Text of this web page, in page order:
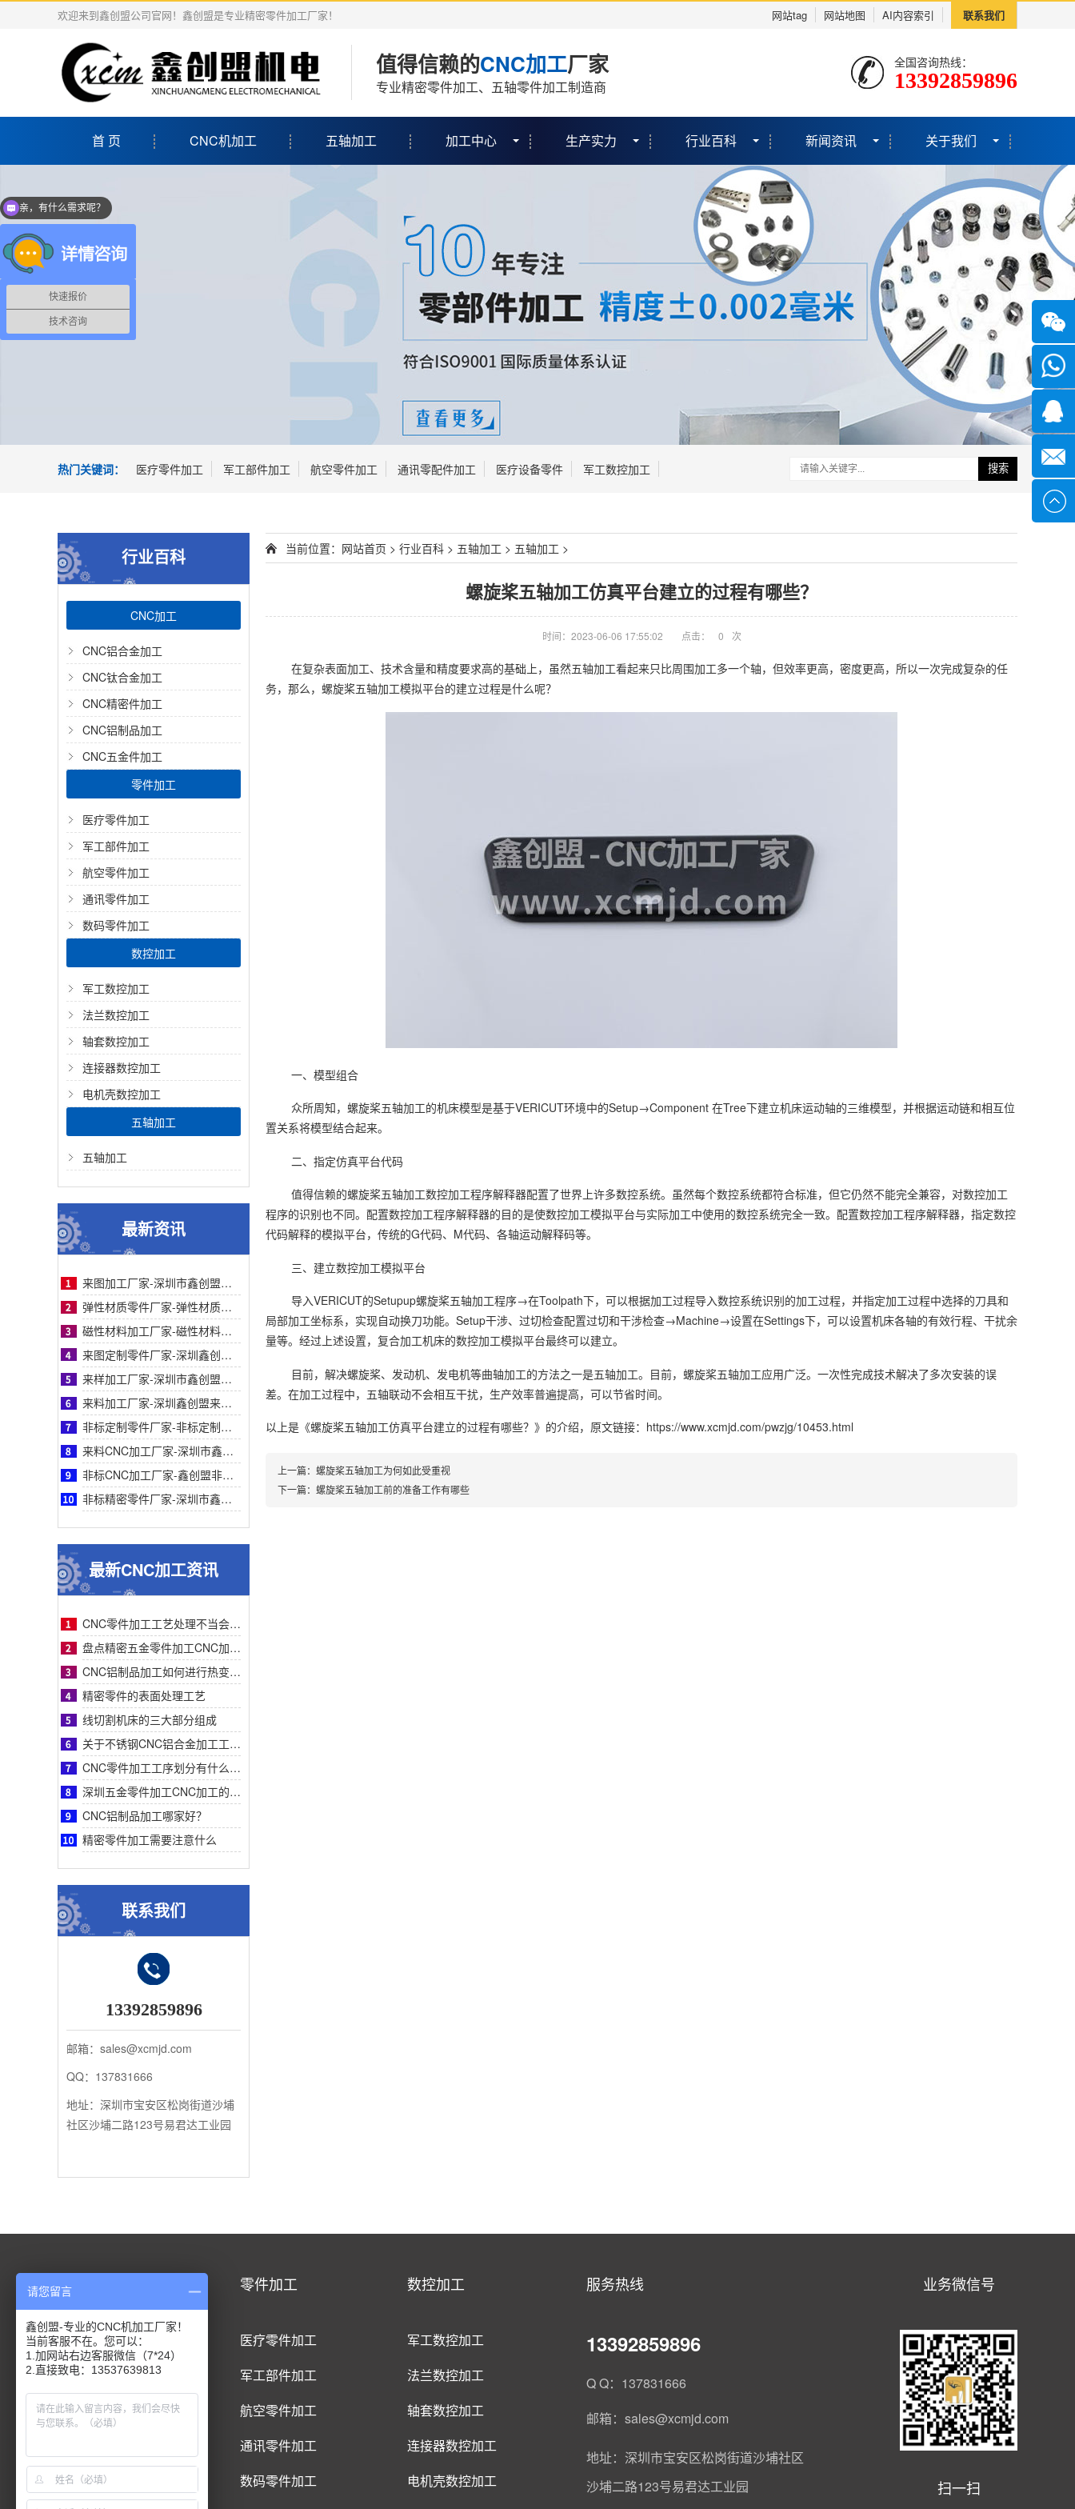
欢迎来到鑫创盟公司官网！鑫创盟是专业精密零件加工厂家！ 网站tag 网站地图 AI内容索引 联系我们
值得信赖的CNC加工厂家
专业精密零件加工、五轴零件加工制造商
全国咨询热线：
13392859896
首 页 CNC机加工 五轴加工 加工中心 生产实力 行业百科 新闻资讯 关于我们
热门关键词： 医疗零件加工 军工部件加工 航空零件加工 通讯零配件加工 医疗设备零件 军工数控加工 搜索
行业百科
CNC加工
CNC铝合金加工
CNC钛合金加工
CNC精密件加工
CNC铝制品加工
CNC五金件加工
零件加工
医疗零件加工
军工部件加工
航空零件加工
通讯零件加工
数码零件加工
数控加工
军工数控加工
法兰数控加工
轴套数控加工
连接器数控加工
电机壳数控加工
五轴加工
五轴加工
最新资讯
来图加工厂家-深圳市鑫创盟机电技术有限公司来图加工厂家专业定制服务精准高效值得信赖
弹性材质零件厂家-弹性材质零件采购参考：深圳鑫创盟工艺、服务与客户案例对比详解指南
磁性材料加工厂家-磁性材料加工厂家采购参考之深圳鑫创盟机电技术有限公司深度专业解析
来图定制零件厂家-深圳鑫创盟机电来图定制零件厂家采购参考与专业工艺优势深度全面解析
来样加工厂家-深圳市鑫创盟机电来样加工厂家：精准定制，解决非标零件采购难题参考
来料加工厂家-深圳鑫创盟来料加工厂家：专业化精密制造与一站式合作方案采购参考
非标定制零件厂家-非标定制零件厂家采购指南：鑫创盟机电技术有限公司全面深度专业分析
来料CNC加工厂家-深圳市鑫创盟来料CNC加工精度高速效率高品质稳定可靠专业厂家服务
非标CNC加工厂家-鑫创盟非标CNC加工：一站式专业高效精密定制解决复杂零件采购难题
非标精密零件厂家-深圳市鑫创盟机电技术有限公司非标精密零件采购指南—专业定制与高效
最新CNC加工资讯
CNC零件加工工艺处理不当会有什么影响？
盘点精密五金零件加工CNC加工明显的特征有哪些
CNC铝制品加工如何进行热变形处理？
精密零件的表面处理工艺
线切割机床的三大部分组成
关于不锈钢CNC铝合金加工工艺流程步骤介绍？
CNC零件加工工序划分有什么要求呢
深圳五金零件加工CNC加工的数控系统特点有什么？
CNC铝制品加工哪家好？
精密零件加工需要注意什么
联系我们
13392859896
邮箱：sales@xcmjd.com
QQ：137831666
地址：深圳市宝安区松岗街道沙埔
社区沙埔二路123号易君达工业园
当前位置： 网站首页 > 行业百科 > 五轴加工 > 五轴加工 >
螺旋桨五轴加工仿真平台建立的过程有哪些？
时间：2023-06-06 17:55:02 点击： 0 次
在复杂表面加工、技术含量和精度要求高的基础上，虽然五轴加工看起来只比周围加工多一个轴，但效率更高，密度更高，所以一次完成复杂的任
务，那么，螺旋桨五轴加工模拟平台的建立过程是什么呢？
一、模型组合
众所周知，螺旋桨五轴加工的机床模型是基于VERICUT环境中的Setup→Component 在Tree下建立机床运动轴的三维模型，并根据运动链和相互位
置关系将模型结合起来。
二、指定仿真平台代码
值得信赖的螺旋桨五轴加工数控加工程序解释器配置了世界上许多数控系统。虽然每个数控系统都符合标准，但它仍然不能完全兼容，对数控加工
程序的识别也不同。配置数控加工程序解释器的目的是使数控加工模拟平台与实际加工中使用的数控系统完全一致。配置数控加工程序解释器，指定数控
代码解释的模拟平台，传统的G代码、M代码、各轴运动解释码等。
三、建立数控加工模拟平台
导入VERICUT的Setupup螺旋桨五轴加工程序→在Toolpath下，可以根据加工过程导入数控系统识别的加工过程，并指定加工过程中选择的刀具和
局部加工坐标系，实现自动换刀功能。Setup干涉、过切检查配置过切和干涉检查→Machine→设置在Settings下，可以设置机床各轴的有效行程、干扰余
量等。经过上述设置，复合加工机床的数控加工模拟平台最终可以建立。
目前，解决螺旋桨、发动机、发电机等曲轴加工的方法之一是五轴加工。目前，螺旋桨五轴加工应用广泛。一次性完成技术解决了多次安装的误
差。在加工过程中，五轴联动不会相互干扰，生产效率普遍提高，可以节省时间。
以上是 《螺旋桨五轴加工仿真平台建立的过程有哪些？》 的介绍，原文链接： https://www.xcmjd.com/pwzjg/10453.html
上一篇： 螺旋桨五轴加工为何如此受重视
下一篇： 螺旋桨五轴加工前的准备工作有哪些
CNC加工
CNC铝合金加工
CNC钛合金加工
CNC精密件加工
CNC五金件加工
零件加工
医疗零件加工
军工部件加工
航空零件加工
通讯零件加工
数码零件加工
数控加工
军工数控加工
法兰数控加工
轴套数控加工
连接器数控加工
电机壳数控加工
服务热线
13392859896
Q Q：137831666
邮箱：sales@xcmjd.com
地址：深圳市宝安区松岗街道沙埔社区
沙埔二路123号易君达工业园
业务微信号
扫一扫
微信
快速报价
技术咨询
亲，有什么需求呢？
请您留言
鑫创盟-专业的CNC机加工厂家！
当前客服不在。您可以：
1.加网站右边客服微信（7*24）
2.直接致电：13537639813